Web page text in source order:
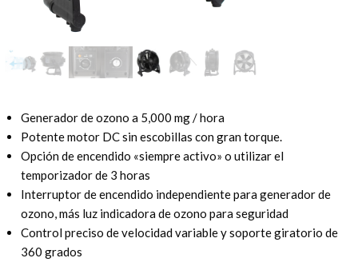
Generador de ozono a 5,000 mg / hora
Potente motor DC sin escobillas con gran torque.
Opción de encendido «siempre activo» o utilizar el
temporizador de 3 horas
Interruptor de encendido independiente para generador de
ozono, más luz indicadora de ozono para seguridad
Control preciso de velocidad variable y soporte giratorio de
360 grados